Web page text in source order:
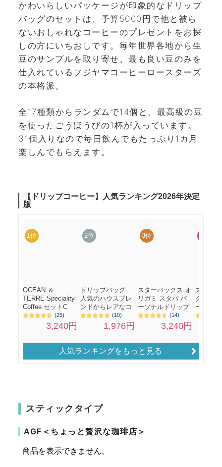
かわいらしいパッケージが印象的なドリップ
バッグのセットは、予算5000円で他と被ら
ないおしゃれなコーヒーのプレゼントをお探
しの方にいちおしです。毎年世界各地から生
豆のサンプルを取り寄せ、最も良い豆のみを
仕入れているフジヤマコーヒーロースターズ
の本格派。
全17種類からランダムで14個と、最高級の豆
を使ったごうほうびの1杯が入っています。
31個入りなので毎日飲んでもたっぷり1カ月
楽しんでもらえます。
人気ランキングをもっと見る
スティックタイプ
AGF＜ちょっと贅沢な珈琲店＞